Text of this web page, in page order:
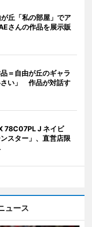
丘「私の部屋」でア
さんの作品を展示販
＝自由が丘のギャラ
さい」 作品が対話す
78C07PL J ネイビ
スター」、直営店限
ュース